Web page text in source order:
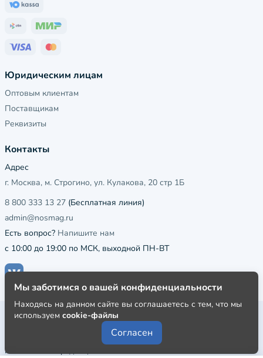
Юридическим лицам
Оптовым клиентам
Поставщикам
Реквизиты
Контакты
Адрес
г. Москва, м. Строгино, ул. Кулакова, 20 стр 1Б
8 800 333 13 27 (Бесплатная линия)
admin@nosmag.ru
Есть вопрос? Напишите нам
с 10:00 до 19:00 по МСК, выходной ПН-ВТ
Публичная оферта
Пользовательское соглашение
Политика конфиденциальности
Мы заботимся о вашей конфиденциальности
Находясь на данном сайте вы соглашаетесь с тем, что мы
используем cookie-файлы
Согласен